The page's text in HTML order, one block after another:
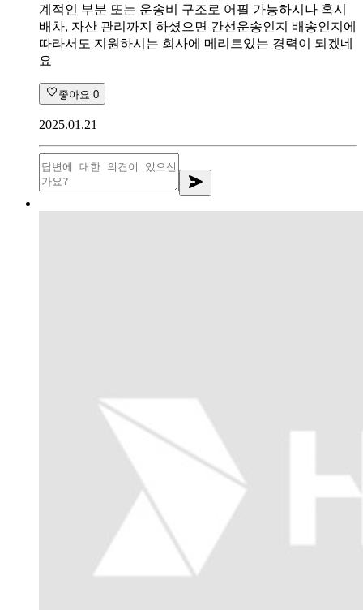
계적인 부분 또는 운송비 구조로 어필 가능하시나 혹시
배차, 자산 관리까지 하셨으면 간선운송인지 배송인지에
따라서도 지원하시는 회사에 메리트있는 경력이 되겠네
요
좋아요 0
2025.01.21